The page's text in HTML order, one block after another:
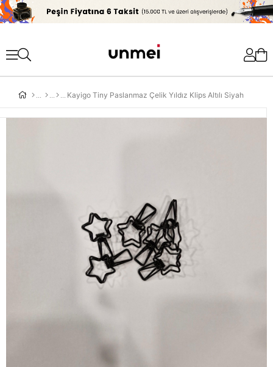
'
Kayigo Tiny Paslanmaz Çelik Yıldız Klips Altılı Siyah